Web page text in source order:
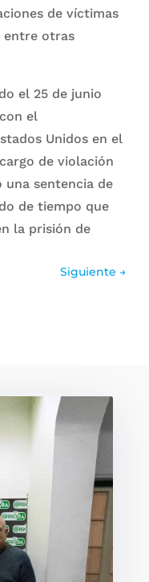
de víctimas
entre otras
el 25 de junio
el
Unidos en el
de violación
una sentencia de
de tiempo que
la prisión de
Siguiente →